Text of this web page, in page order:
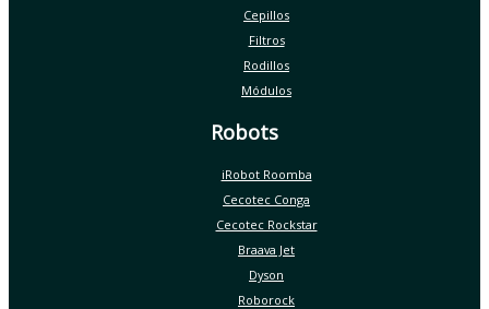
Cepillos
Filtros
Rodillos
Módulos
Robots
iRobot Roomba
Cecotec Conga
Cecotec Rockstar
Braava Jet
Dyson
Roborock